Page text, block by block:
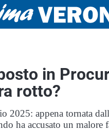
in
rotto?
2025: appena tornata
ha accusato un malore